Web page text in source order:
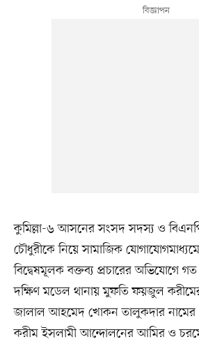
কুমিল্লা-৬ আসনের সংসদ সদস্য ও
চৌধুরীকে নিয়ে সামাজিক
বিদ্বেষমূলক বক্তব্য প্রচারের অভিযোগে
দক্ষিণ মডেল থানায় মুফতি ফয়জুল
জালাল আহমেদ খোকন তালুকদার
করীম ইসলামী আন্দোলনের আমির ও